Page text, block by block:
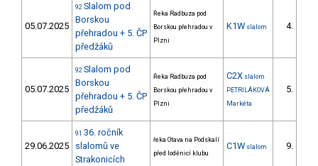
05.07.2025
92 Slalom pod
Borskou
přehradou + 5. ČP
předžáků
Řeka Radbuza pod
Borskou přehradou v
Plzni
K1W slalom 4.
05.07.2025
92 Slalom pod
Borskou
přehradou + 5. ČP
předžáků
Řeka Radbuza pod
Borskou přehradou v
Plzni
C2X slalom
PETRILÁKOVÁ
Markéta
5.
29.06.2025
91 36. ročník
slalomů ve
Strakonicích
řeka Otava na Podskalí
před loděnicí klubu
C1W slalom 9.